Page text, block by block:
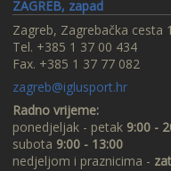
ZAGREB, zapad
Zagreb, Zagrebačka cesta
Tel. +385 1 37 00 434
Fax. +385 1 37 77 082
zagreb@iglusport.hr
Radno vrijeme:
ponedjeljak - petak 9:00 -
subota 9:00 - 13:00
nedjeljom i praznicima -